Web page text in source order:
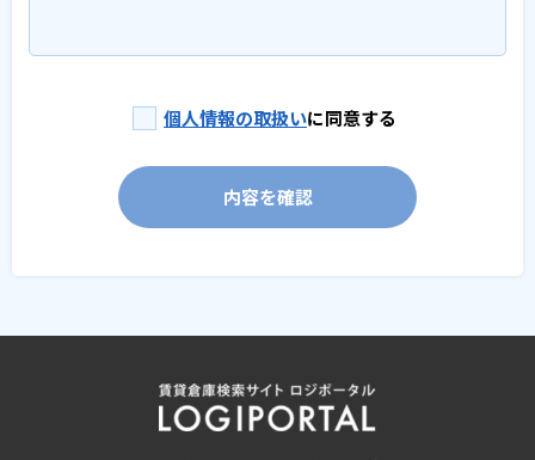
個人情報の取扱いに同意する
内容を確認